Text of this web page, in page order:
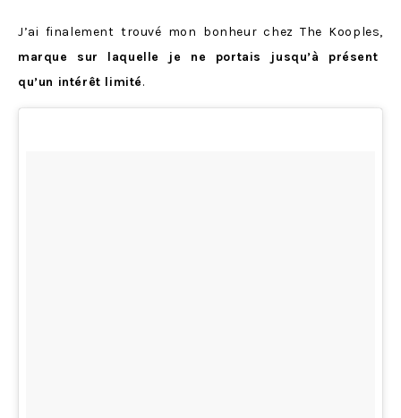
J’ai finalement trouvé mon bonheur chez The Kooples,
marque sur laquelle je ne portais jusqu’à présent
qu’un intérêt limité.